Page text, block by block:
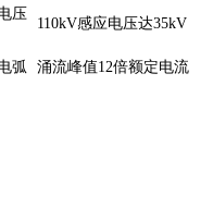
压
110kV感应电压达35kV
弧 涌流峰值12倍额定电流